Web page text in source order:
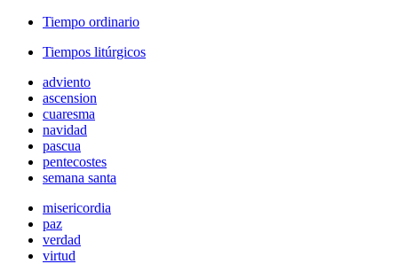
Tiempo ordinario
Tiempos litúrgicos
adviento
ascension
cuaresma
navidad
pascua
pentecostes
semana santa
misericordia
paz
verdad
virtud